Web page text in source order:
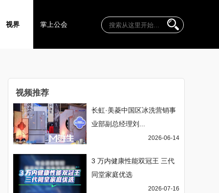
视界 掌上公会
视频推荐
长虹·美菱中国区冰洗营销事
业部副总经理刘...
2026-06-14
3 万内健康性能双冠王 三代
同堂家庭优选
2026-07-16